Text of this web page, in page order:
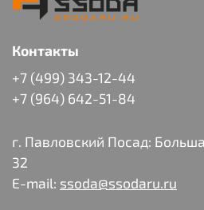
Контакты
+7 (499) 343-12-44
+7 (964) 642-51-84
г. Павловский Посад:
32
E-mail: ssoda@ssodaru.ru